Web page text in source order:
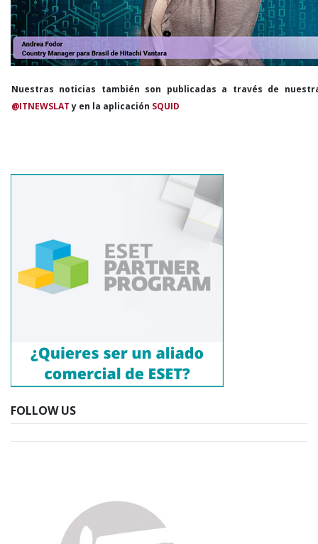
Nuestras noticias también son publicadas a través de
@ITNEWSLATy en la aplicación SQUID
FOLLOW US